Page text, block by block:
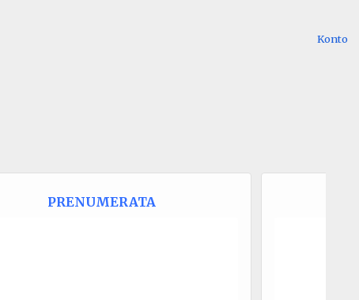
Konto
PRENUMERATA